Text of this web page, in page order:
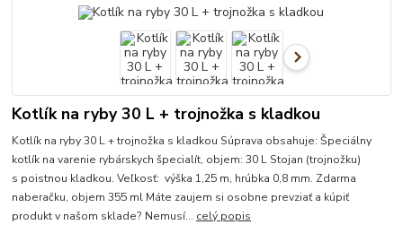
Kotlík na ryby 30 L + trojnožka s kladkou
Kotlík na ryby 30 L + trojnožka s kladkou Súprava obsahuje: Špeciálny
kotlík na varenie rybárskych špecialít, objem: 30 L Stojan (trojnožku)
s poistnou kladkou. Veľkosť: výška 1,25 m, hrúbka 0,8 mm. Zdarma
naberačku, objem 355 ml Máte zaujem si osobne prevziať a kúpiť
produkt v našom sklade? Nemusí... celý popis